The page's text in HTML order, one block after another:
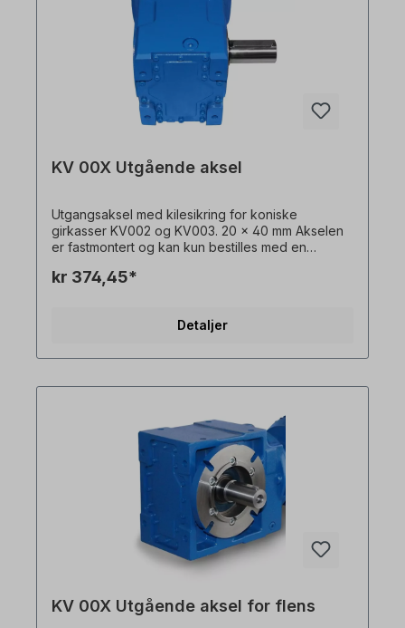
KV 00X Utgående aksel
Utgangsaksel med kilesikring for koniske
girkasser KV002 og KV003. 20 x 40 mm Akselen
er fastmontert og kan kun bestilles med en
(basert på monteringsposisjon M1). Alle
kr 374,45*
Detaljer
KV 00X Utgående aksel for flens